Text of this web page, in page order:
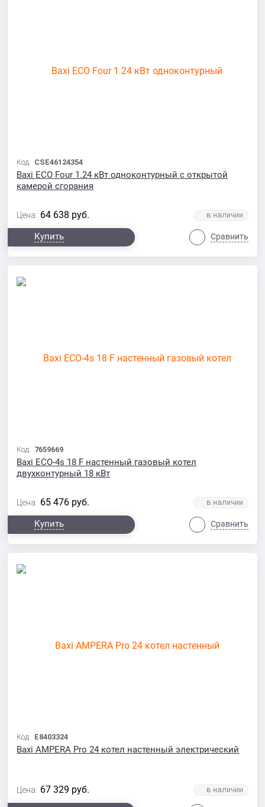
Код: CSE46124354
Baxi ECO Four 1.24 кВт одноконтурный с открытой
камерой сгорания
Цена: 64 638 руб.
Купить Сравнить
Код: 7659669
Baxi ECO-4s 18 F настенный газовый котел
двухконтурный 18 кВт
Цена: 65 476 руб.
Купить Сравнить
Код: E8403324
Baxi AMPERA Pro 24 котел настенный электрический
Цена: 67 329 руб.